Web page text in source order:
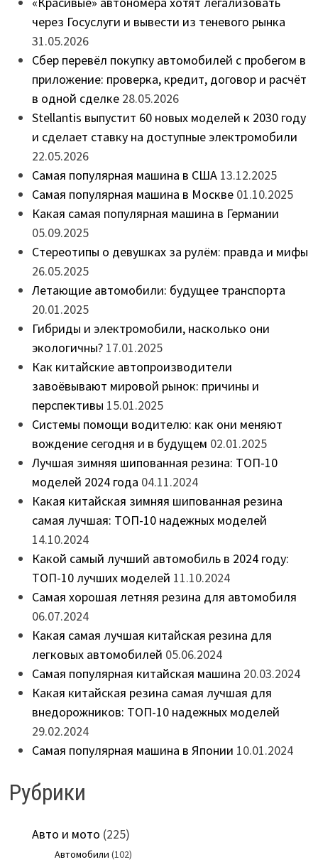
через Госуслуги и вывести из теневого рынка
31.05.2026
Сбер перевёл покупку автомобилей с пробегом в
приложение: проверка, кредит, договор и расчёт
в одной сделке 28.05.2026
Stellantis выпустит 60 новых моделей к 2030 году
и сделает ставку на доступные электромобили
22.05.2026
Самая популярная машина в США 13.12.2025
Самая популярная машина в Москве 01.10.2025
Какая самая популярная машина в Германии
05.09.2025
Стереотипы о девушках за рулём: правда и мифы
26.05.2025
Летающие автомобили: будущее транспорта
20.01.2025
Гибриды и электромобили, насколько они
экологичны? 17.01.2025
Как китайские автопроизводители
завоёвывают мировой рынок: причины и
перспективы 15.01.2025
Системы помощи водителю: как они меняют
вождение сегодня и в будущем 02.01.2025
Лучшая зимняя шипованная резина: ТОП-10
моделей 2024 года 04.11.2024
Какая китайская зимняя шипованная резина
самая лучшая: ТОП-10 надежных моделей
14.10.2024
Какой самый лучший автомобиль в 2024 году:
ТОП-10 лучших моделей 11.10.2024
Самая хорошая летняя резина для автомобиля
06.07.2024
Какая самая лучшая китайская резина для
легковых автомобилей 05.06.2024
Самая популярная китайская машина 20.03.2024
Какая китайская резина самая лучшая для
внедорожников: ТОП-10 надежных моделей
29.02.2024
Самая популярная машина в Японии 10.01.2024
Рубрики
Авто и мото (225)
Автомобили (102)